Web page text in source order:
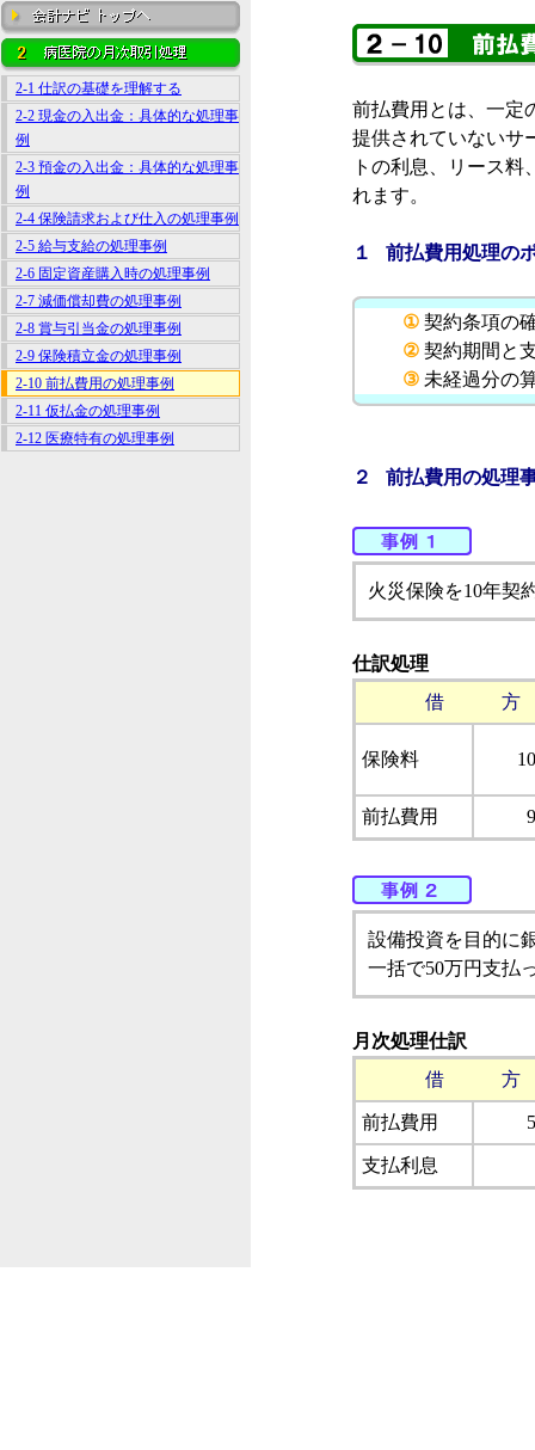
2-1 仕訳の基礎を理解する
2-2 現金の入出金：具体的な処理事
例
2-3 預金の入出金：具体的な処理事
例
2-4 保険請求および仕入の処理事例
2-5 給与支給の処理事例
2-6 固定資産購入時の処理事例
2-7 減価償却費の処理事例
2-8 賞与引当金の処理事例
2-9 保険積立金の処理事例
2-10 前払費用の処理事例
2-11 仮払金の処理事例
2-12 医療特有の処理事例
前払費用とは、一定
提供されていないサ
トの利息、リース
れます。
１ 前払費用処理の
① 契約条項の
② 契約期間と
③ 未経過分の
２ 前払費用の処理
火災保険を10年契
仕訳処理
借 方
保険料
前払費用
設備投資を目的に
一括で50万円支払
月次処理仕訳
借 方
前払費用
支払利息